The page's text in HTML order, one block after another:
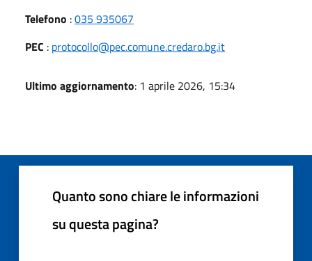
Telefono :035 935067
PEC : protocollo@pec.comune.credaro.bg.it
Ultimo aggiornamento: 1 aprile 2026, 15:34
Quanto sono chiare le informazioni
su questa pagina?